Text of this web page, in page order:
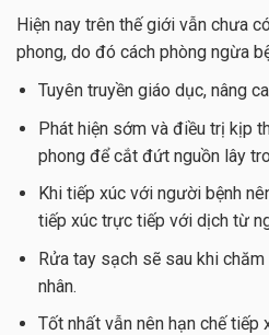
Hiện nay trên thế giới vẫn chưa
phong, do đó cách phòng ngừa
Tuyên truyền giáo dục, nâng
Phát hiện sớm và điều trị kịp
phong để cắt đứt nguồn lây
Khi tiếp xúc với người bệnh
tiếp xúc trực tiếp với dịch từ
Rửa tay sạch sẽ sau khi
nhân.
Tốt nhất vẫn nên hạn chế